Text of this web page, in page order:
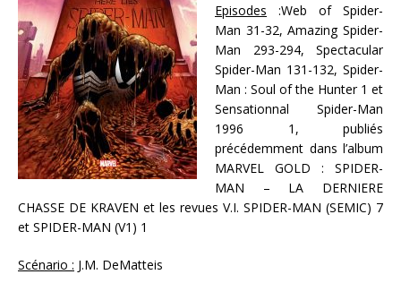
Episodes :Web of Spider-
Man 31-32, Amazing Spider-
Man 293-294, Spectacular
Spider-Man 131-132, Spider-
Man : Soul of the Hunter 1 et
Sensationnal Spider-Man
1996 1, publiés
précédemment dans l’album
MARVEL GOLD : SPIDER-
MAN – LA DERNIERE
CHASSE DE KRAVEN et les revues V.I. SPIDER-MAN (SEMIC) 7
et SPIDER-MAN (V1) 1
Scénario : J.M. DeMatteis